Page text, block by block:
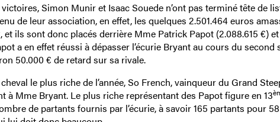
Simon Munir et Isaac Souede n’ont pas terminé tête de
de leur association, en effet, les quelques 2.501.464 euros
et ils sont donc placés derrière Mme Patrick Papot (2.088.615 €)
a en effet réussi à dépasser l’écurie Bryant au cours du second
50.000 € de retard sur sa rivale.
le plus riche de l’année, So French, vainqueur du Grand
à Mme Bryant. Le plus riche représentant des Papot figure en 13
de partants fournis par l’écurie, à savoir 165 partants pour 58